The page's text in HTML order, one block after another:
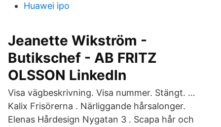
Huawei ipo
Jeanette Wikström -
Butikschef - AB FRITZ
OLSSON LinkedIn
Visa vägbeskrivning. Visa nummer. Stängt. …
Kalix Frisörerna . Närliggande hårsalonger.
Elenas Hårdesign Nygatan 3 . Scapa hår och